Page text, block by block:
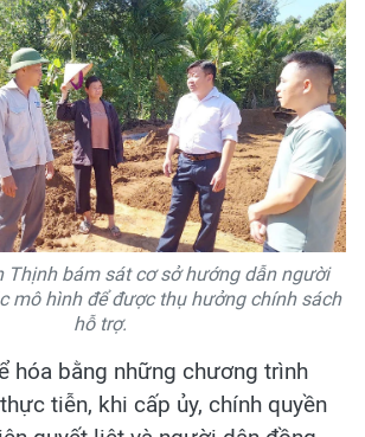
Thịnh bám sát cơ sở hướng dẫn người
mô hình để được thụ hưởng chính sách
hỗ trợ.
hóa bằng những chương trình
tiễn, khi cấp ủy, chính quyền